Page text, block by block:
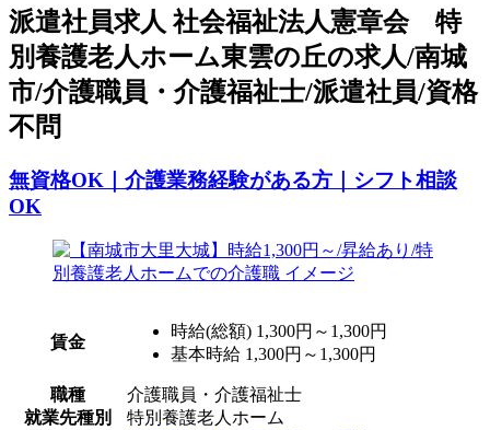
派遣社員求人 社会福祉法人憲章会 特
別養護老人ホーム東雲の丘の求人/南城
市/介護職員・介護福祉士/派遣社員/資格
不問
無資格OK｜介護業務経験がある方｜シフト相談
OK
賃金
時給(総額) 1,300円～1,300円
基本時給 1,300円～1,300円
職種
介護職員・介護福祉士
就業先種別
特別養護老人ホーム